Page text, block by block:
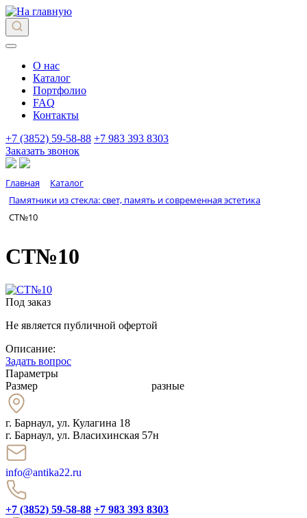
О нас
Каталог
Портфолио
FAQ
Контакты
+7 (3852) 59-58-88 +7 983 393 8303
Заказать звонок
Главная
Каталог
Памятники из стекла: свет, память и современная эстетика
СТ№10
СТ№10
Под заказ
Не является публичной офертой
Описание:
Задать вопрос
Параметры
Размер
разные
г. Барнаул, ул. Кулагина 18
г. Барнаул, ул. Власихинская 57н
info@antika22.ru
+7 (3852) 59-58-88 +7 983 393 8303